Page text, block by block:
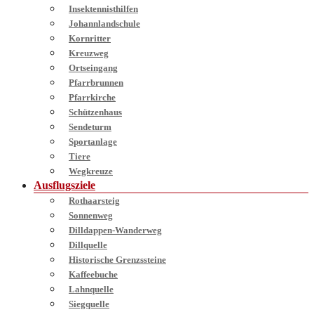
Insektennisthilfen
Johannlandschule
Kornritter
Kreuzweg
Ortseingang
Pfarrbrunnen
Pfarrkirche
Schützenhaus
Sendeturm
Sportanlage
Tiere
Wegkreuze
Ausflugsziele
Rothaarsteig
Sonnenweg
Dilldappen-Wanderweg
Dillquelle
Historische Grenzssteine
Kaffeebuche
Lahnquelle
Siegquelle